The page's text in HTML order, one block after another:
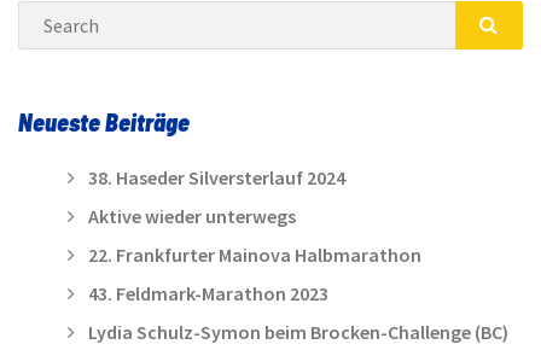
Search
Neueste Beiträge
38. Haseder Silversterlauf 2024
Aktive wieder unterwegs
22. Frankfurter Mainova Halbmarathon
43. Feldmark-Marathon 2023
Lydia Schulz-Symon beim Brocken-Challenge (BC)